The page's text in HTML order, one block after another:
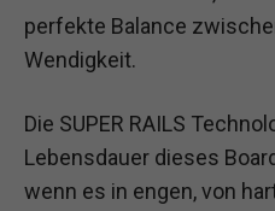
perfekte Balance
Wendigkeit.
Die SUPER RAILS
Lebensdauer dieses
wenn es in engen, von